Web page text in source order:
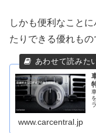
しかも便利なこと
たりできる優れもの
www.carcentral.jp